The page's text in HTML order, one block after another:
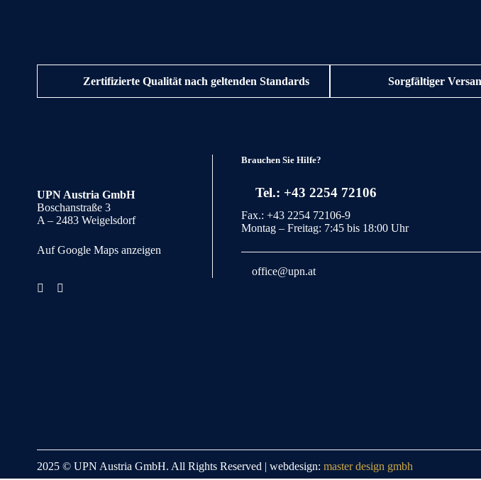
Zertifizierte Qualität nach geltenden Standards Sorgfältiger
UPN Austria GmbH
Boschanstraße 3
A – 2483 Weigelsdorf
Auf Google Maps anzeigen
Brauchen Sie Hilfe?
Tel.: +43 2254 72106
Fax.: +43 2254 72106-9
Montag – Freitag: 7:45 bis 18:00 Uhr
office@upn.at
2025 © UPN Austria GmbH. All Rights Reserved | webdesign: master design gmbh